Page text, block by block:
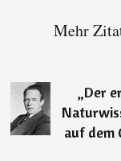
Mehr
„Der
auf dem